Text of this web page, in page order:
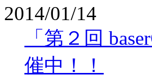
2014/01/14
「第２回
催中！！